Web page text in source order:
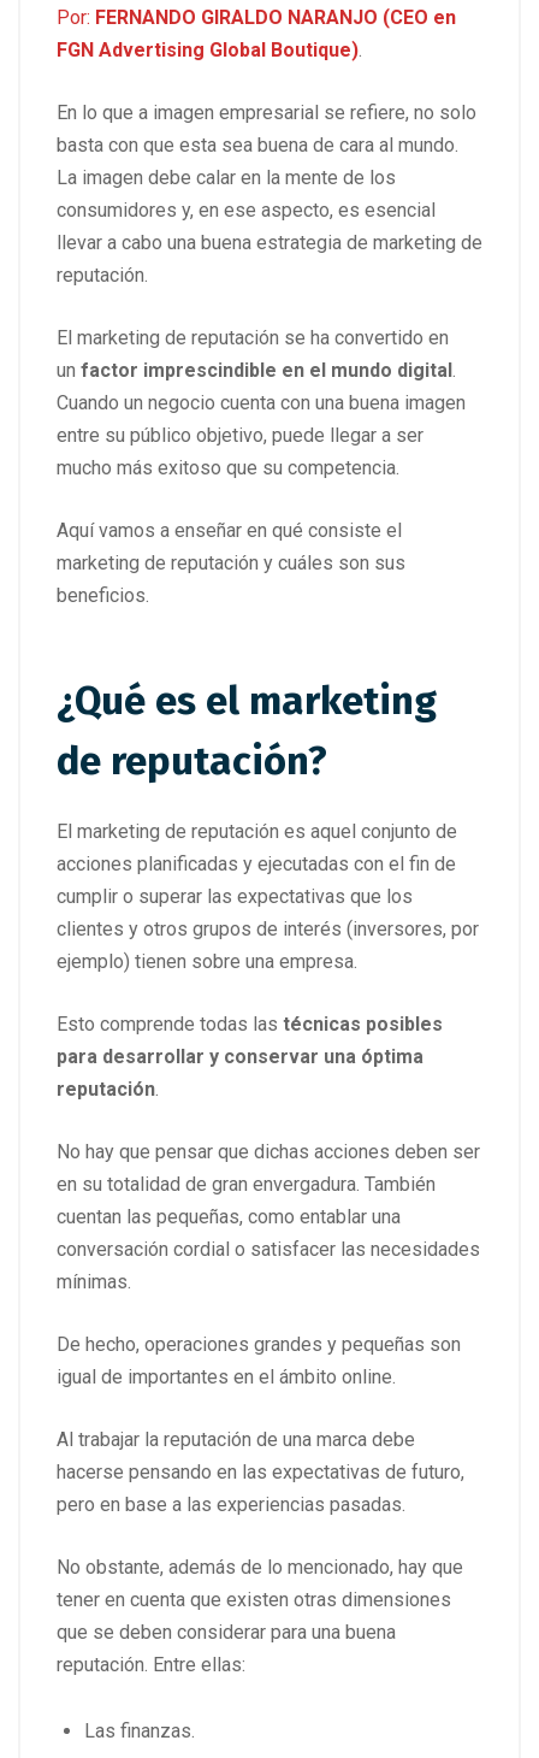
Por: FERNANDO GIRALDO NARANJO (CEO en
FGN Advertising Global Boutique)
En lo que a imagen empresarial se refiere, no solo
basta con que esta sea buena de cara al mundo.
La imagen debe calar en la mente de los
consumidores y, en ese aspecto, es esencial
llevar a cabo una buena estrategia de marketing de
reputación.
El marketing de reputación se ha convertido en
un factor imprescindible en el mundo digital
Cuando un negocio cuenta con una buena imagen
entre su público objetivo, puede llegar a ser
mucho más exitoso que su competencia.
Aquí vamos a enseñar en qué consiste el
marketing de reputación y cuáles son sus
beneficios.
¿Qué es el marketing
de reputación?
El marketing de reputación es aquel conjunto de
acciones planificadas y ejecutadas con el fin de
cumplir o superar las expectativas que los
clientes y otros grupos de interés (inversores, por
ejemplo) tienen sobre una empresa.
Esto comprende todas las técnicas posibles
para desarrollar y conservar una óptima
reputación.
No hay que pensar que dichas acciones deben ser
en su totalidad de gran envergadura. También
cuentan las pequeñas, como entablar una
conversación cordial o satisfacer las necesidades
mínimas.
De hecho, operaciones grandes y pequeñas son
igual de importantes en el ámbito online.
Al trabajar la reputación de una marca debe
hacerse pensando en las expectativas de futuro,
pero en base a las experiencias pasadas.
No obstante, además de lo mencionado, hay que
tener en cuenta que existen otras dimensiones
que se deben considerar para una buena
reputación. Entre ellas:
Las finanzas.